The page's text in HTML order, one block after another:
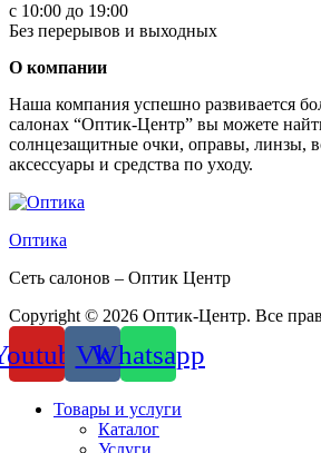
с 10:00 до 19:00
Без перерывов и выходных
О компании
Наша компания успешно развивается
салонах “Оптик-Центр” вы можете
солнцезащитные очки, оправы, линзы,
аксессуары и средства по уходу.
Оптика
Сеть салонов – Оптик Центр
Copyright © 2026 Оптик-Центр. Все
VkWhatsapp
Товары и услуги
Каталог
Услуги